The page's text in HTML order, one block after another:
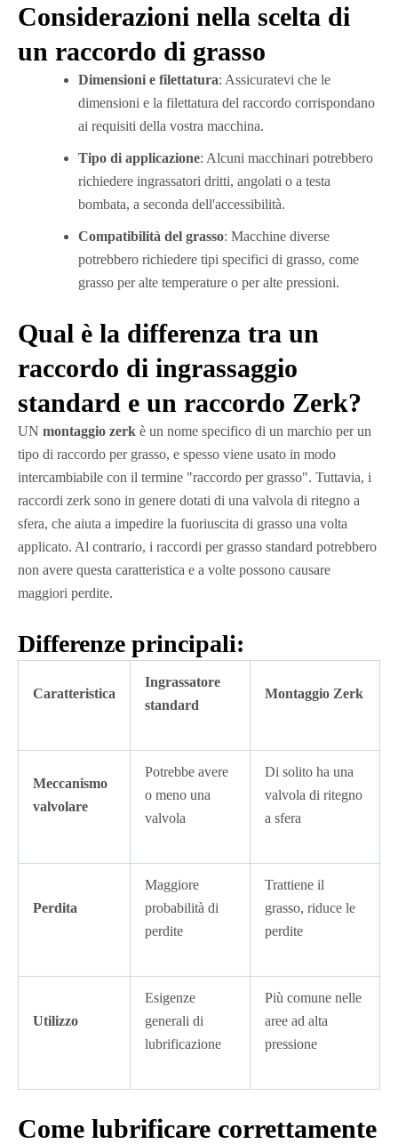
Considerazioni nella scelta di
un raccordo di grasso
Dimensioni e filettatura: Assicuratevi che le
dimensioni e la filettatura del raccordo corrispondano
ai requisiti della vostra macchina.
Tipo di applicazione: Alcuni macchinari potrebbero
richiedere ingrassatori dritti, angolati o a testa
bombata, a seconda dell'accessibilità.
Compatibilità del grasso: Macchine diverse
potrebbero richiedere tipi specifici di grasso, come
grasso per alte temperature o per alte pressioni.
Qual è la differenza tra un
raccordo di ingrassaggio
standard e un raccordo Zerk?
UN montaggio zerk è un nome specifico di un marchio per un
tipo di raccordo per grasso, e spesso viene usato in modo
intercambiabile con il termine "raccordo per grasso". Tuttavia, i
raccordi zerk sono in genere dotati di una valvola di ritegno a
sfera, che aiuta a impedire la fuoriuscita di grasso una volta
applicato. Al contrario, i raccordi per grasso standard potrebbero
non avere questa caratteristica e a volte possono causare
maggiori perdite.
Differenze principali:
Caratteristica
Ingrassatore
standard
Montaggio Zerk
Meccanismo
valvolare
Potrebbe avere
o meno una
valvola
Di solito ha una
valvola di ritegno
a sfera
Perdita
Maggiore
probabilità di
perdite
Trattiene il
grasso, riduce le
perdite
Utilizzo
Esigenze
generali di
lubrificazione
Più comune nelle
aree ad alta
pressione
Come lubrificare correttamente